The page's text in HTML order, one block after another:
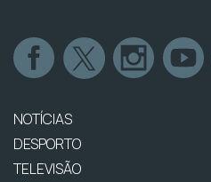
NOTÍCIAS
DESPORTO
TELEVISÃO